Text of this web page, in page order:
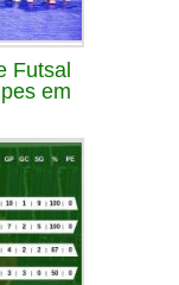
Futsal
em